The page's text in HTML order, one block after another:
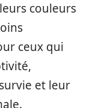
couleurs
ceux qui
et leur